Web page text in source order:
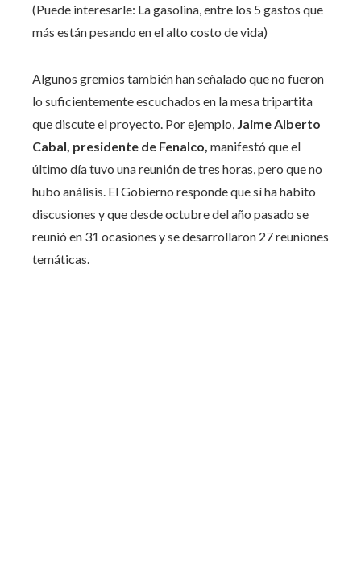
(Puede interesarle: La gasolina, entre los 5 gastos que
más están pesando en el alto costo de vida)
Algunos gremios también han señalado que no fueron
lo suficientemente escuchados en la mesa tripartita
que discute el proyecto. Por ejemplo, Jaime Alberto
Cabal, presidente de Fenalco, manifestó que el
último día tuvo una reunión de tres horas, pero que no
hubo análisis. El Gobierno responde que sí ha habito
discusiones y que desde octubre del año pasado se
reunió en 31 ocasiones y se desarrollaron 27 reuniones
temáticas.